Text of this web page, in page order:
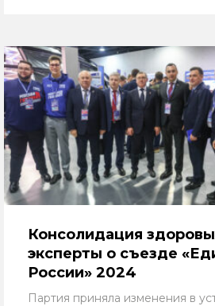
Консолидация
эксперты о съезде
России» 2024
Партия приняла изменения в